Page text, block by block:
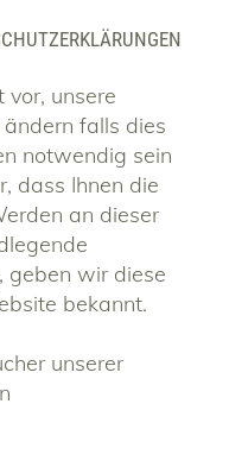
unsere
falls dies
notwendig sein
dass Ihnen die
an dieser
geben wir diese
bekannt.
unserer